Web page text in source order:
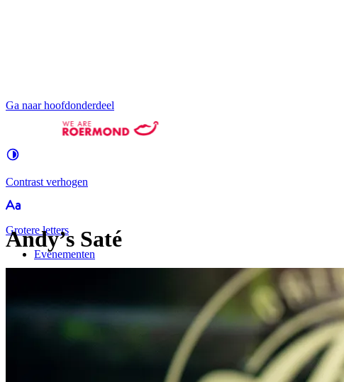
Ga naar hoofdonderdeel
Contrast verhogen
Grotere letters
Evenementen
Andy’s Saté